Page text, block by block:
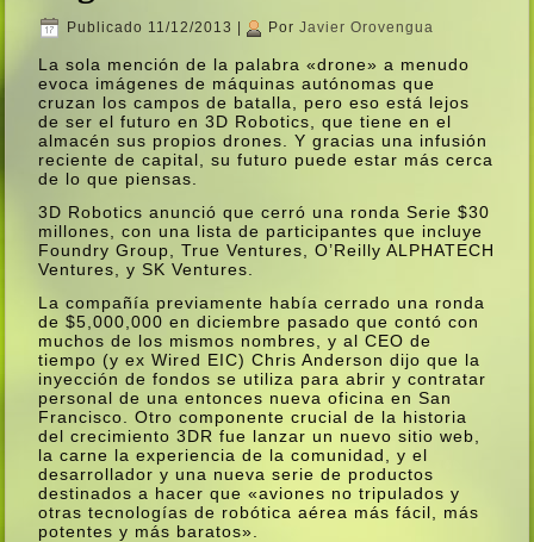
Publicado 11/12/2013 Por Javier Orovengua
La sola mención de la palabra «drone» a menudo
evoca imágenes de máquinas autónomas que
cruzan los campos de batalla, pero eso está lejos
de ser el futuro en 3D Robotics, que tiene en el
almacén sus propios drones. Y gracias una infusión
reciente de capital, su futuro puede estar más cerca
de lo que piensas.
3D Robotics anunció que cerró una ronda Serie $30
millones, con una lista de participantes que incluye
Foundry Group, True Ventures, O’Reilly ALPHATECH
Ventures, y SK Ventures.
La compañí­a previamente habí­a cerrado una ronda
de $5,000,000 en diciembre pasado que contó con
muchos de los mismos nombres, y al CEO de
tiempo (y ex Wired EIC) Chris Anderson dijo que la
inyección de fondos se utiliza para abrir y contratar
personal de una entonces nueva oficina en San
Francisco. Otro componente crucial de la historia
del crecimiento 3DR fue lanzar un nuevo sitio web,
la carne la experiencia de la comunidad, y el
desarrollador y una nueva serie de productos
destinados a hacer que «aviones no tripulados y
otras tecnologí­as de robótica aérea más fácil, más
potentes y más baratos».